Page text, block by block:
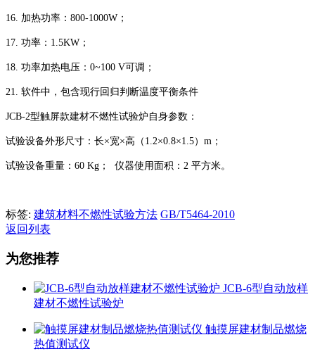
16. 加热功率：800-1000W；
17. 功率：1.5KW；
18. 功率加热电压：0~100 V可调；
21. 软件中，包含现行回归判断温度平衡条件
JCB-2型触屏款建材不燃性试验炉自身参数：
试验设备外形尺寸：长×宽×高（1.2×0.8×1.5）m；
试验设备重量：60 Kg； 仪器使用面积：2 平方米。
标签: 建筑材料不燃性试验方法 GB/T5464-2010
返回列表
为您推荐
JCB-6型自动放样
建材不燃性试验炉
触摸屏建材制品燃烧
热值测试仪